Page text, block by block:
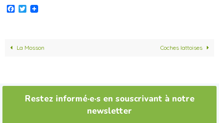
F
o
T
e
La Mosson Coches lattoises
Restez informé·e·s en souscrivant à notre
newsletter